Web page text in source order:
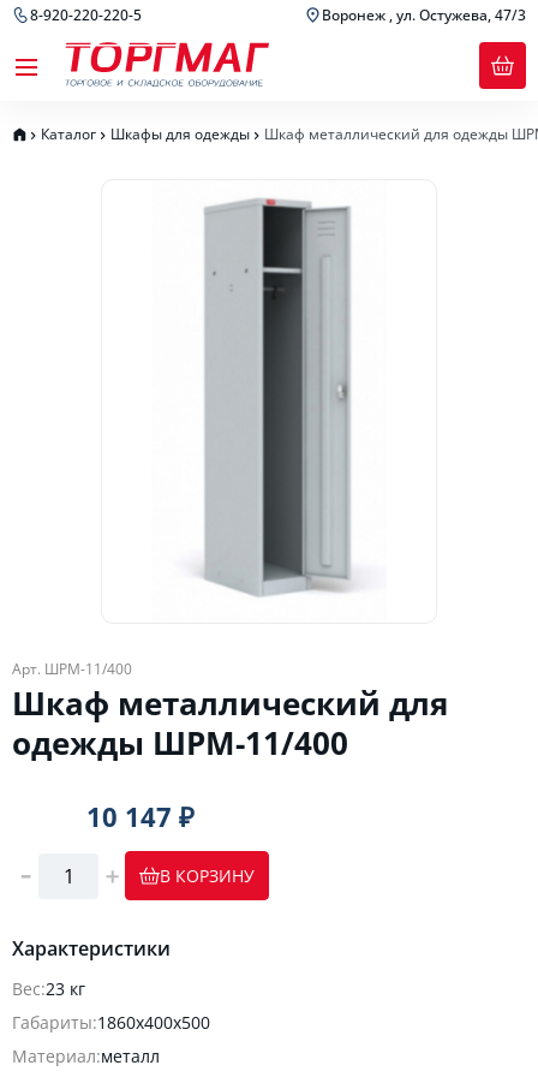
8-920-220-220-5 Воронеж , ул. Остужева, 47/3
Каталог Шкафы для одежды Шкаф металлический для одежды
Арт. ШРМ-11/400
Шкаф металлический для
одежды ШРМ-11/400
Характеристики
Вес:23 кг
Габариты:1860х400х500
Материал:металл
10 147 ₽
В КОРЗИНУ